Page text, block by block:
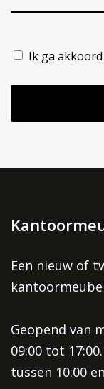
*
Ik ga
Een nieuw of
Geopend van
09:00 tot
tussen 10:00